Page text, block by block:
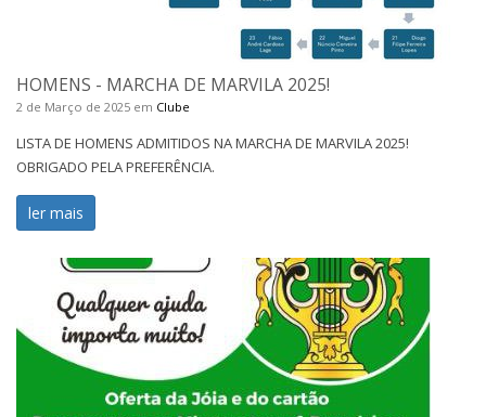
HOMENS - MARCHA DE MARVILA 2025!
2 de Março de 2025 em Clube
LISTA DE HOMENS ADMITIDOS NA MARCHA DE MARVILA 2025!
OBRIGADO PELA PREFERÊNCIA.
ler mais